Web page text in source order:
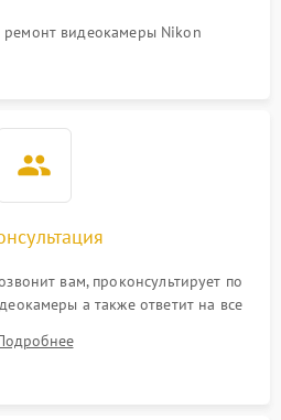
ремонт видеокамеры Nikon
вам, проконсультирует по
а также ответит на все